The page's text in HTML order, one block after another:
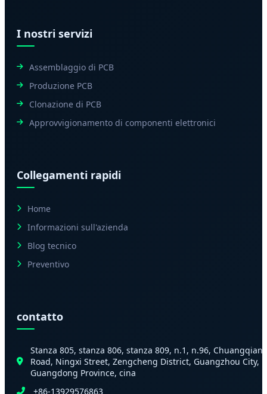
I nostri servizi
Assemblaggio di PCB
Produzione PCB
Clonazione di PCB
Approvvigionamento di componenti elettronici
Collegamenti rapidi
Home
Informazioni sull'azienda
Blog tecnico
Preventivo
contatto
Stanza 805, stanza 806, stanza 809, n.1, n.96,
Road, Ningxi Street, Zengcheng District, Guangzhou City,
Guangdong Province, cina
+86-13929576863